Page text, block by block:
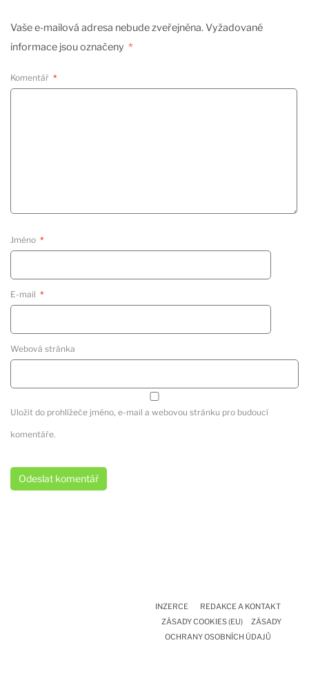
Vaše e-mailová adresa nebude zveřejněna. Vyžadované
informace jsou označeny *
Komentář *
Jméno *
E-mail *
Webová stránka
Uložit do prohlížeče jméno, e-mail a webovou stránku pro budoucí
komentáře.
INZERCE
REDAKCE A KONTAKT
ZÁSADY COOKIES (EU)
ZÁSADY
OCHRANY OSOBNÍCH ÚDAJŮ